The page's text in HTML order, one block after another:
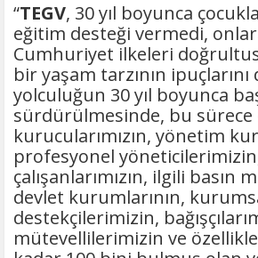
“TEGV, 30 yıl boyunca
eğitim desteği vermedi,
Cumhuriyet ilkeleri
bir yaşam tarzının ipuçlarını
yolculuğun 30 yıl boyunca
sürdürülmesinde, bu sürece
kurucularımızın, yönetim
profesyonel
çalışanlarımızın, ilgili basın
devlet kurumlarının,
destekçilerimizin,
mütevellilerimizin ve özellikle